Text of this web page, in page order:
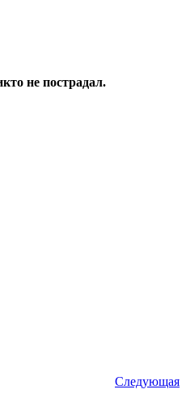
не пострадал.
Следующая